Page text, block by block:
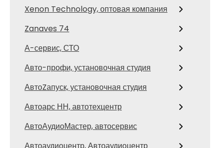
Xenon Technology, оптовая компания
Zanaves 74
А-сервис, СТО
Авто-профи, установочная студия
АвтоZапуск, установочная студия
Автоарс НН, автотехцентр
АвтоАудиоМастер, автосервис